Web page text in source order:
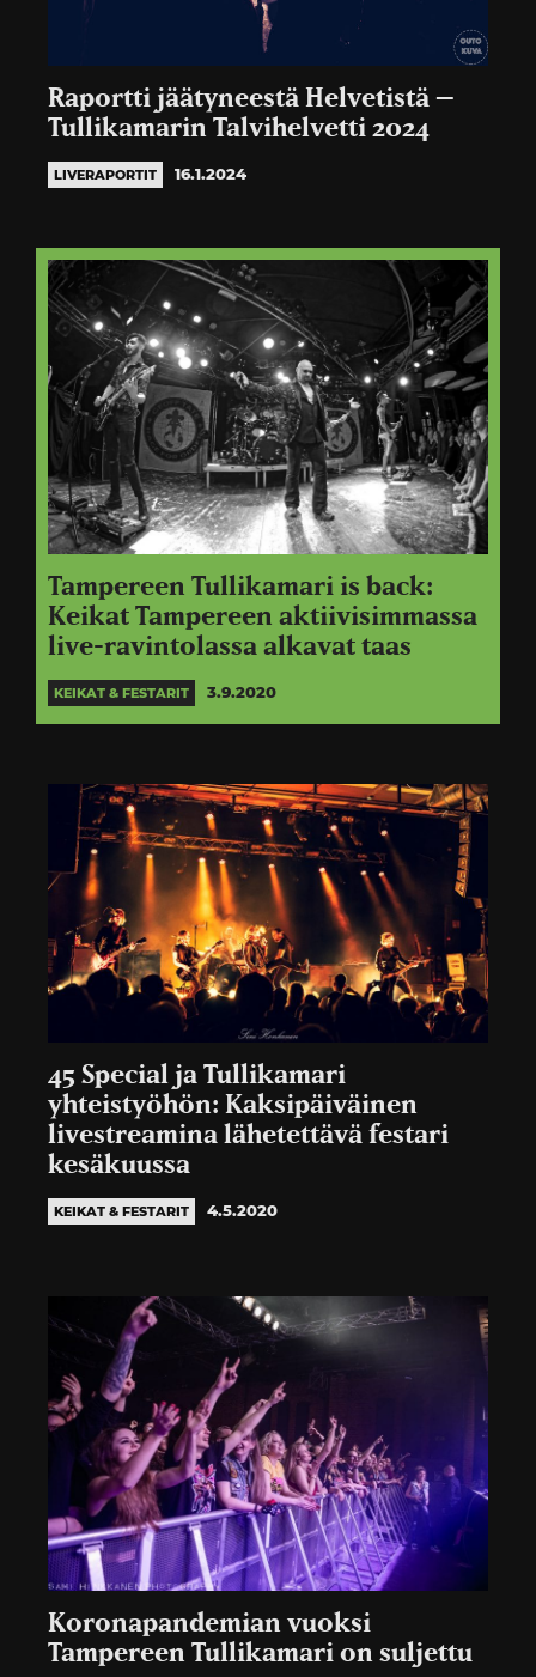
Raportti jäätyneestä Helvetistä –
Tullikamarin Talvihelvetti 2024
LIVERAPORTIT 16.1.2024
Tampereen Tullikamari is back:
Keikat Tampereen aktiivisimmassa
live-ravintolassa alkavat taas
KEIKAT & FESTARIT 3.9.2020
45 Special ja Tullikamari
yhteistyöhön: Kaksipäiväinen
livestreamina lähetettävä festari
kesäkuussa
KEIKAT & FESTARIT 4.5.2020
Koronapandemian vuoksi
Tampereen Tullikamari on suljettu